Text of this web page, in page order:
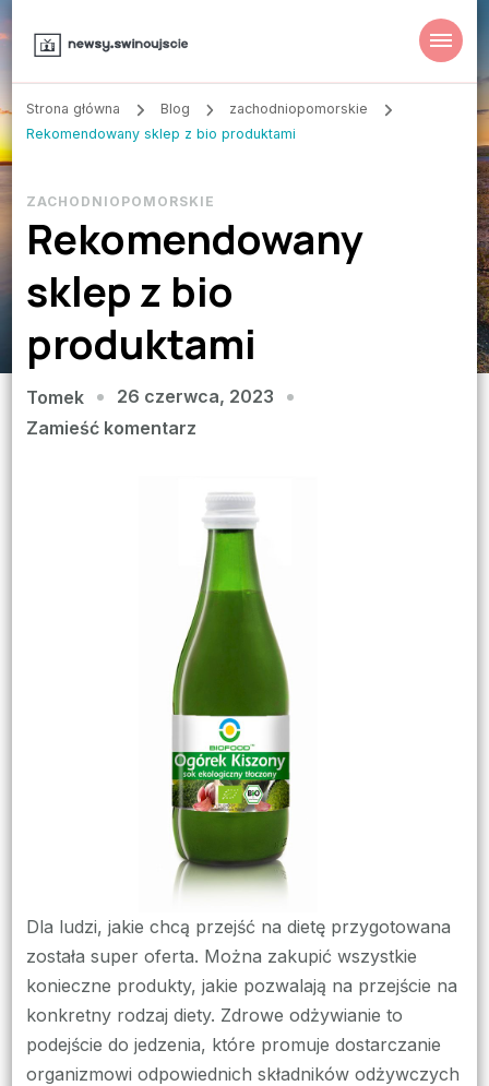
Strona główna Blog
zachodniopomorskie
Rekomendowany sklep z bio produktami
ZACHODNIOPOMORSKIE
Rekomendowany
sklep z bio
produktami
Tomek
26 czerwca, 2023
Zamieść komentarzwe
sklep
bio
produktami
Dla ludzi, jakie chcą przejść na dietę przygotowana
została super oferta. Można zakupić wszystkie
konieczne produkty, jakie pozwalają na przejście na
konkretny rodzaj diety. Zdrowe odżywianie to
podejście do jedzenia, które promuje dostarczanie
organizmowi odpowiednich składników odżywczych